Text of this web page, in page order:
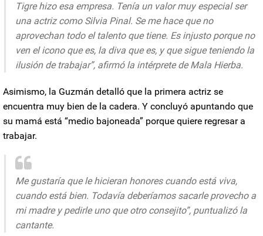
Tigre hizo esa empresa. Tenía un valor muy especial ser
una actriz como Silvia Pinal. Se me hace que no
aprovechan todo el talento que tiene. Es injusto porque no
ven el icono que es, la diva que es, y que sigue teniendo la
ilusión de trabajar”, afirmó la intérprete de Mala Hierba.
Asimismo, la Guzmán detalló que la primera actriz se
encuentra muy bien de la cadera. Y concluyó apuntando que
su mamá está “medio bajoneada” porque quiere regresar a
trabajar.
Me gustaría que le hicieran honores cuando está viva,
cuando está bien. Todavía deberíamos sacarle provecho a
mi madre y pedirle uno que otro consejito”, puntualizó la
cantante.